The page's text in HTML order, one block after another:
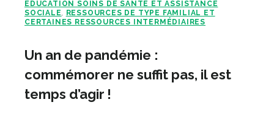
ÉDUCATION SOINS DE SANTÉ ET ASSISTANCE
SOCIALE
RESSOURCES DE TYPE FAMILIAL ET
CERTAINES RESSOURCES INTERMÉDIAIRES
Un an de pandémie :
commémorer ne suffit pas, il est
temps d’agir !